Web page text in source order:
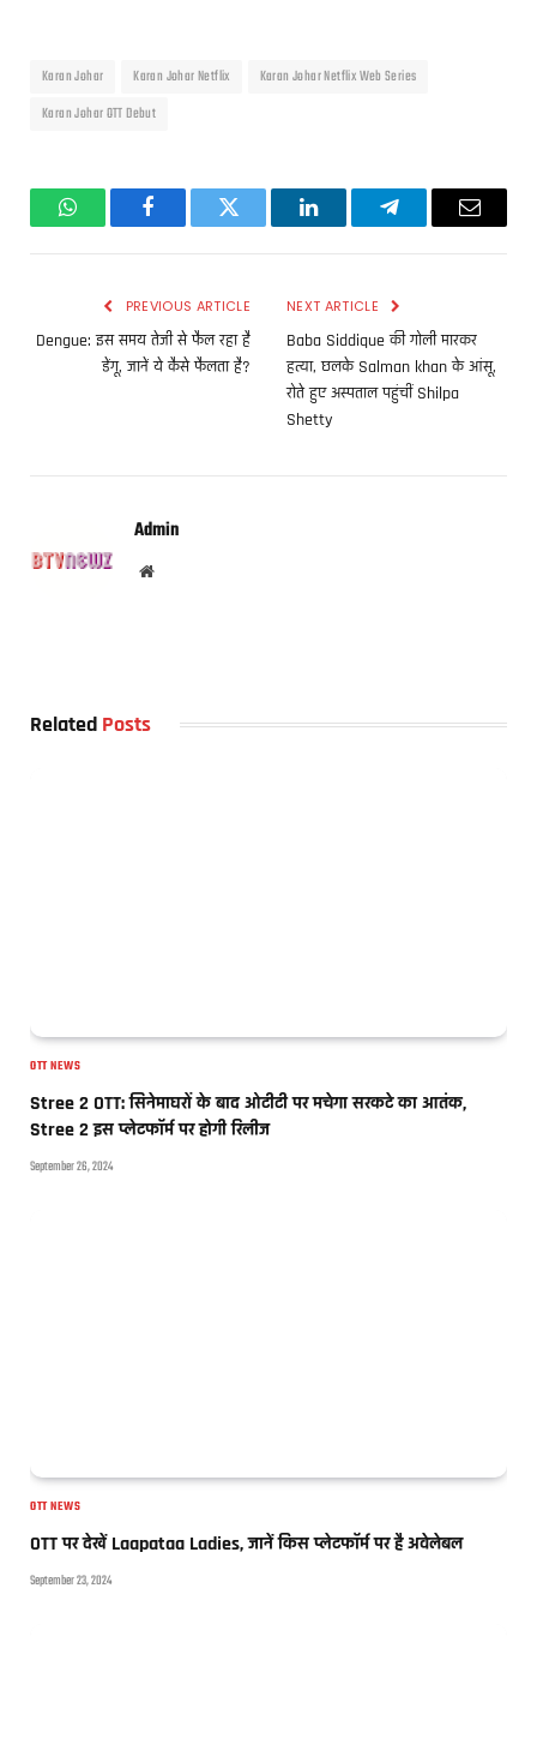
Karan Johar Karan Johar Netflix
Karan Johar Netflix Web Series
Karan Johar OTT Debut
WhatsAppFacebookTwitter LinkedInTelegramEmail
PREVIOUS ARTICLE
Dengue: इस समय तेजी से फैल रहा है
डेंगू, जानें ये कैसे फैलता है?
NEXT ARTICLE
Baba Siddique की गोली मारकर
हत्या, छलके Salman khan के आंसू,
रोते हुए अस्पताल पहुंचीं Shilpa
Shetty
Admin
Website
Related Posts
OTT NEWS
Stree 2 OTT: सिनेमाघरों के बाद ओटीटी पर मचेगा सरकटे का आतंक,
Stree 2 इस प्लेटफॉर्म पर होगी रिलीज
September 26, 2024
OTT NEWS
OTT पर देखें Laapataa Ladies, जानें किस प्लेटफॉर्म पर है अवेलेबल
September 23, 2024